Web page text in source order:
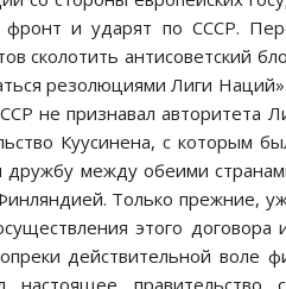
и ударят по СССР.
сколотить антисоветский
резолюциями Лиги
не признавал авторитета
Куусинена, с которым
дружбу между обеими
Только прежние,
этого
действительной воле
правительство